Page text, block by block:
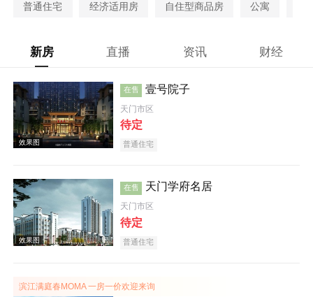
普通住宅 经济适用房 自住型商品房 公寓
新房 直播 资讯 财经
在售 壹号院子
天门市区
待定
普通住宅
在售 天门学府名居
天门市区
待定
普通住宅
滨江满庭春MOMA 一房一价欢迎来询